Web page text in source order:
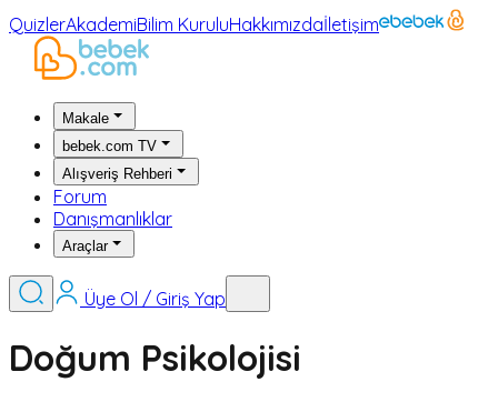
QuizlerAkademiBilim KuruluHakkımızdaİletişim
Makale
bebek.com TV
Alışveriş Rehberi
Forum
Danışmanlıklar
Araçlar
Üye Ol / Giriş Yap
Doğum Psikolojisi